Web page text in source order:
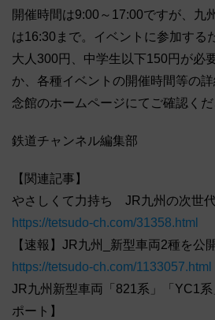
開催時間は9:00～17:00ですが、九
は16:30まで。イベントに参加する
大人300円、中学生以下150円が必
か、各種イベントの開催時間等の
念館のホームページにてご確認くだ
鉄道チャンネル編集部
【関連記事】
やさしくて力持ち JR九州の次世
https://tetsudo-ch.com/31358.html
【速報】JR九州_新型車両2種を公
https://tetsudo-ch.com/1133057.html
JR九州新型車両「821系」「YC1
ポート】